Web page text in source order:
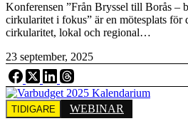
Konferensen ”Från Bryssel till Borås –
cirkularitet i fokus” är en mötesplats för
cirkularitet, lokal och regional…
23 september, 2025
TIDIGARE WEBINAR